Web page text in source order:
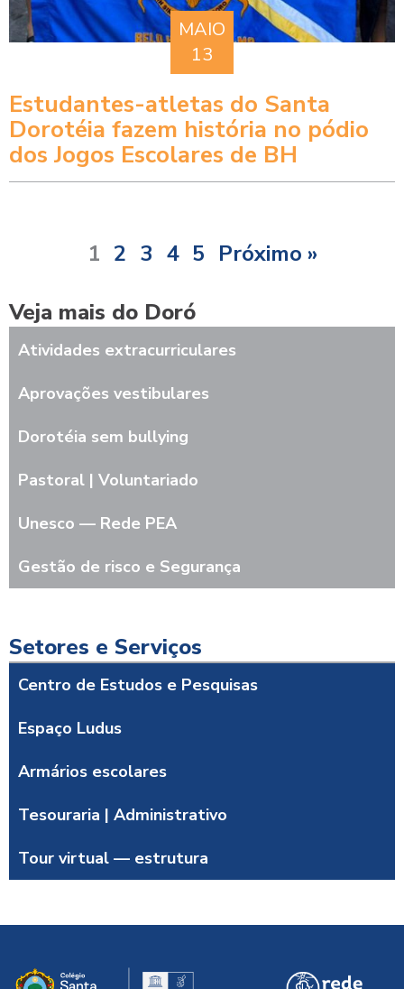
MAIO
13
Estudantes-atletas do Santa
Dorotéia fazem história no pódio
dos Jogos Escolares de BH
1 2 3 4 5 Próximo »
Veja mais do Doró
Atividades extracurriculares
Aprovações vestibulares
Dorotéia sem bullying
Pastoral | Voluntariado
Unesco — Rede PEA
Gestão de risco e Segurança
Setores e Serviços
Centro de Estudos e Pesquisas
Espaço Ludus
Armários escolares
Tesouraria | Administrativo
Tour virtual — estrutura